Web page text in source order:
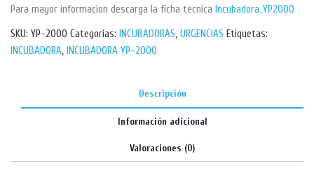
Para mayor informacion descarga la ficha tecnica Incubadora_YP2000
SKU: YP-2000 Categorías: INCUBADORAS, URGENCIAS Etiquetas:
INCUBADORA, INCUBADORA YP-2000
Descripción
Información adicional
Valoraciones (0)